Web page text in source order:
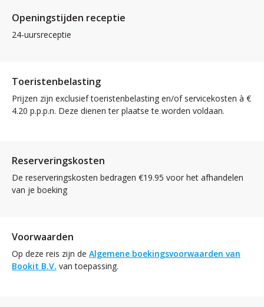
Openingstijden receptie
24-uursreceptie
Toeristenbelasting
Prijzen zijn exclusief toeristenbelasting en/of servicekosten à €
4.20 p.p.p.n. Deze dienen ter plaatse te worden voldaan.
Reserveringskosten
De reserveringskosten bedragen €19.95 voor het afhandelen
van je boeking
Voorwaarden
Op deze reis zijn de Algemene boekingsvoorwaarden van
Bookit B.V. van toepassing.